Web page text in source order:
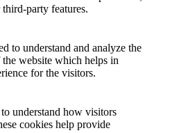
party features.
to understand and analyze the
website which helps in
for the visitors.
understand how visitors
cookies help provide